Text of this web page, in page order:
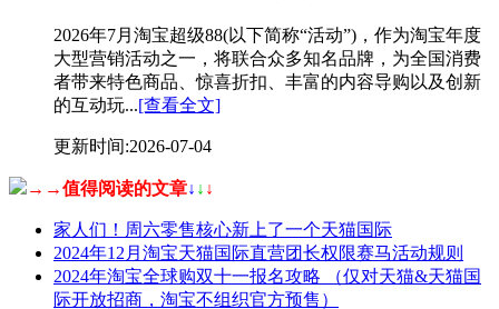
2026年7月淘宝超级88(以下简称“活动”)，作为淘宝年度
大型营销活动之一，将联合众多知名品牌，为全国消费
者带来特色商品、惊喜折扣、丰富的内容导购以及创新
的互动玩...[查看全文]
更新时间:2026-07-04
→→值得阅读的文章↓ ↓ ↓
家人们！周六零售核心新上了一个天猫国际
2024年12月淘宝天猫国际直营团长权限赛马活动规则
2024年淘宝全球购双十一报名攻略 （仅对天猫&天猫国
际开放招商，淘宝不组织官方预售）